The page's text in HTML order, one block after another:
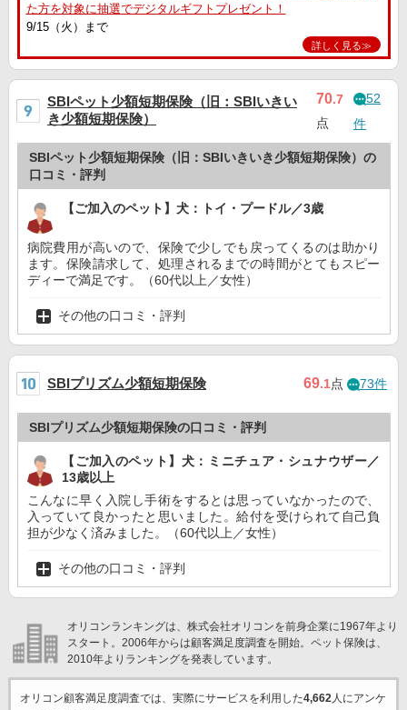
た方を対象に抽選でデジタルギフトプレゼント！
9/15（火）まで
詳しく見る≫
SBIペット少額短期保険（旧：SBIいきい
き少額短期保険）
70.7
点
52
件
SBIペット少額短期保険（旧：SBIいきいき少額短期保険）の
口コミ・評判
【ご加入のペット】犬：トイ・プードル／3歳
病院費用が高いので、保険で少しでも戻ってくるのは助かり
ます。保険請求して、処理されるまでの時間がとてもスピー
ディーで満足です。（60代以上／女性）
その他の口コミ・評判
SBIプリズム少額短期保険 69.1点 73件
SBIプリズム少額短期保険の口コミ・評判
【ご加入のペット】犬：ミニチュア・シュナウザー／
13歳以上
こんなに早く入院し手術をするとは思っていなかったので、
入っていて良かったと思いました。給付を受けられて自己負
担が少なく済みました。（60代以上／女性）
その他の口コミ・評判
オリコンランキングは、株式会社オリコンを前身企業に1967年より
スタート。2006年からは顧客満足度調査を開始。ペット保険は、
2010年よりランキングを発表しています。
オリコン顧客満足度調査では、実際にサービスを利用した4,662人にアンケ